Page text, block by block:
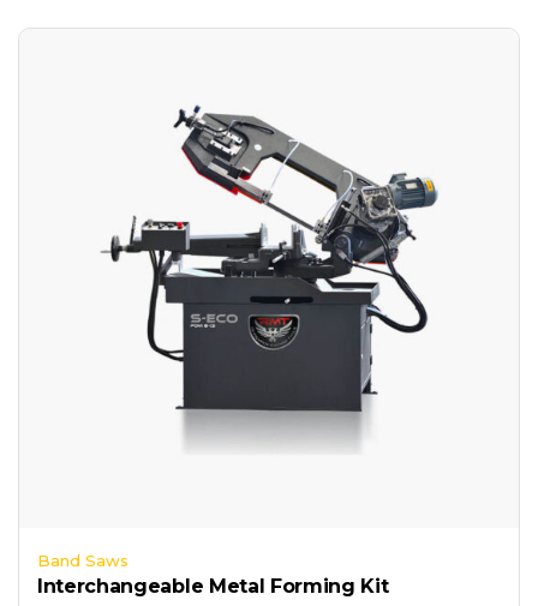
Band Saws
Interchangeable Metal Forming Kit